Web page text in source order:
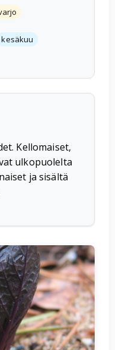
kesäkuu
Kellomaiset,
ulkopuolelta
ja sisältä